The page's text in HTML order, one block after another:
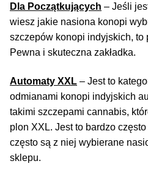
100% Indica
100% Sativa
50% Indica i 50% Sativa
Mix Paczki i Zestawy
Duże Oryginalne Opakowania
Dla Początkujących – Jeśli
wiesz jakie nasiona konopi
szczepów konopi indyjskich, to
Pewna i skuteczna zakładka.
Automaty XXL – Jest to
odmianami konopi indyjskich
takimi szczepami cannabis,
plon XXL. Jest to bardzo
często są z niej wybierane
sklepu.